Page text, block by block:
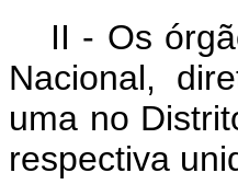
II - Os
Nacional,
uma no
respectiva